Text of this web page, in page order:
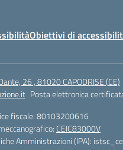
Obiettivi di
26 , 81020 CAPODRISE (CE)
Posta elettronica
fiscale: 80103200616
CEIC83000V
Amministrazioni (IPA):